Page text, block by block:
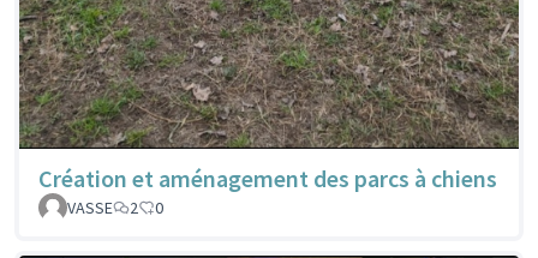
Création et aménagement des parcs à chiens
VASSE 2 0